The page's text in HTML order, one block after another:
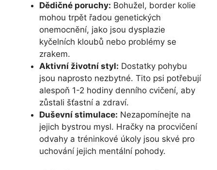
Dědičné poruchy: Bohužel, border kolie
mohou trpět řadou genetických
onemocnění, jako jsou dysplazie
kyčelních kloubů nebo problémy se
zrakem.
Aktivní životní styl: Dostatky pohybu
jsou naprosto nezbytné. Tito psi potřebují
alespoň 1-2 hodiny denního cvičení, aby
zůstali šťastní a zdraví.
Duševní stimulace: Nezapomínejte na
jejich bystrou mysl. Hračky na procvičení
odvahy a tréninkové úkoly jsou skvé pro
uchování jejich mentální pohody.